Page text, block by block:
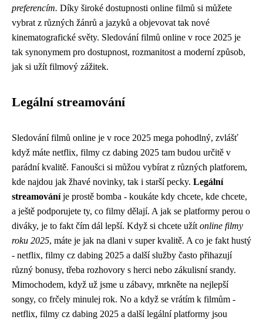
preferencím. Díky široké dostupnosti online filmů si můžete
vybrat z různých žánrů a jazyků a objevovat tak nové
kinematografické světy. Sledování filmů online v roce 2025 je
tak synonymem pro dostupnost, rozmanitost a moderní způsob,
jak si užít filmový zážitek.
Legální streamování
Sledování filmů online je v roce 2025 mega pohodlný, zvlášť
když máte netflix, filmy cz dabing 2025 tam budou určitě v
parádní kvalitě. Fanoušci si můžou vybírat z různých platforem,
kde najdou jak žhavé novinky, tak i starší pecky. Legální
streamováníje prostě bomba - koukáte kdy chcete, kde chcete,
a ještě podporujete ty, co filmy dělají. A jak se platformy perou o
diváky, je to fakt čím dál lepší. Když si chcete užít online filmy
roku 2025, máte je jak na dlani v super kvalitě. A co je fakt hustý
- netflix, filmy cz dabing 2025 a další služby často přihazují
různý bonusy, třeba rozhovory s herci nebo zákulisní srandy.
Mimochodem, když už jsme u zábavy, mrkněte na nejlepší
songy, co frčely minulej rok. No a když se vrátím k filmům -
netflix, filmy cz dabing 2025 a další legální platformy jsou